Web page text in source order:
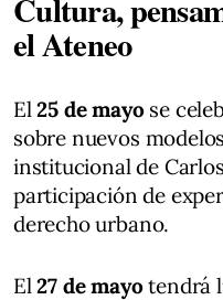
Cultura,
el Ateneo
El25 de mayose
sobre nuevos
institucional de
participación de
derecho urbano.
El27 de mayotendrá